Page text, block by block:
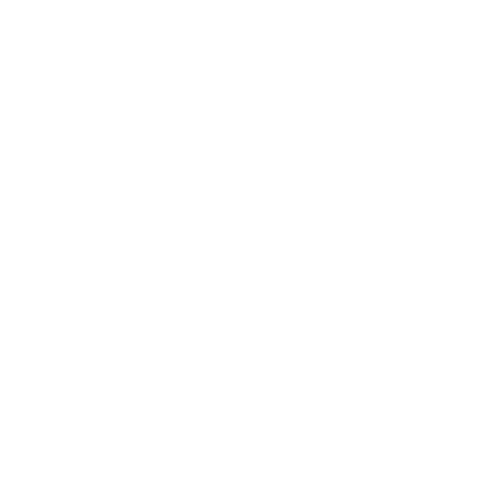
som
Stålplattform